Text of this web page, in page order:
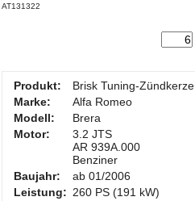
AT131322
Produkt:
Brisk Tuning-Zündkerze
Marke:
Alfa Romeo
Modell:
Brera
Motor:
3.2 JTS
AR 939A.000
Benziner
Baujahr:
ab 01/2006
Leistung: 260 PS (191 kW)